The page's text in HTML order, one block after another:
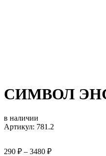
СИМВОЛ
в наличии
Артикул: 781.2
290 ₽ – 3480 ₽